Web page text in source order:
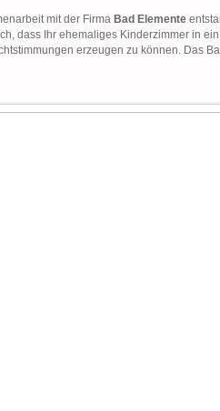
mit der Firma Bad Elemente
dass Ihr ehemaliges Kinderzimmer in
erzeugen zu können. Das